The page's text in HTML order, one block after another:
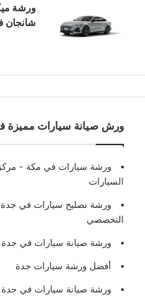
ورشة
شانجان
ورش صيانة سيارات مميزة
ورشة سيارات في مكة -
السيارات
ورشة تصليح سيارات في جدة
التخصصي
ورشة صيانة سيارات في جدة
أفضل ورشة سيارات جدة
ورشة صيانة سيارات في جدة